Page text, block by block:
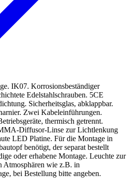
IK07. Korrosionsbeständiger
Edelstahlschrauben. 5CE
Sicherheitsglas, abklappbar.
Zwei Kabeleinführungen.
thermisch getrennt.
Diffusor-Linse zur Lichtlenkung
LED Platine. Für die Montage in
benötigt, der separat bestellt
oder erhabene Montage. Leuchte zur
Atmosphären wie z.B. in
bei Bestellung bitte angeben.